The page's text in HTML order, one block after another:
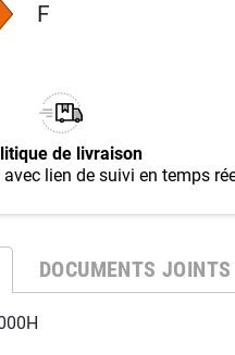
F
de livraison
lien de suivi en temps
DOCUMENTS JOINTS